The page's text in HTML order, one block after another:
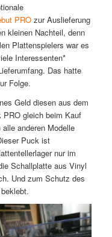
PROzur Auslieferung
kleinen Nachteil, denn
Plattenspielers war es
Interessenten*
Das hatte
Folge.
Geld diesen aus dem
gleich beim Kauf
anderen Modelle
Puck ist
nur im
Schallplatte aus Vinyl
Und zum Schutz des